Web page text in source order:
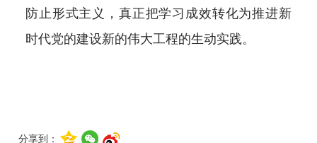
防止形式主义，真正把学习成效转化为推进新
时代党的建设新的伟大工程的生动实践。
分享到：